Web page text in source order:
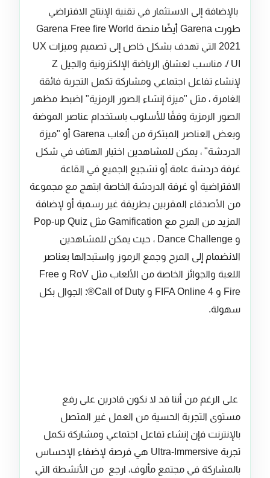
بالإضافة إلى الاستثمار في تقنية الإنتاج الافتراضي
طورت Garena أيضًا منصة Garena Free fire World
2021 التي تهدف بشكل خاص إلى تصميم وميزات UX
/ UI، مناسب لعشاق الرياضة الإلكترونية والجيل Z
لإنشاء تفاعل اجتماعي ومشاركة تكمل التجربة فائقة
الغامرة ، مثل "ميزة إنشاء الصور الرمزية" اضبط مظهر
الصور الرمزية وفقًا للأسلوب باستخدام عناصر الموضة
وبعض العناصر المبتكرة من ألعاب Garena أو "ميزة
الدردشة" ، يمكن للمشاهدين اختيار الهتاف في شكل
غرفة دردشة عامة أو تشجيع الجميع في القاعة
الافتراضية أو غرفة الدردشة الخاصة ابتهج مع مجموعة
من الأصدقاء المقربين بطريقة غير رسمية أو لإضافة
المزيد من المرح مع Gamification مثل Pop-up Quiz
و Dance Challenge ، حيث يمكن للمشاهدين
الانضمام إلى المرح وجمع الرموز واستبدالها بعناصر
اللعبة والجوائز الخاصة من الألعاب مثل RoV و Free
Fire و FIFA Online 4 و Call of Duty®: الجوال بكل
سهولة.
على الرغم من أننا قد لا نكون قادرين على رفع
مستوى التجربة الحسية من العمل غير المتصل
بالإنترنت فإن إنشاء تفاعل اجتماعي ومشاركة تكمل
تجربة Ultra-Immersive هي فرصة لإضفاء الإحساس
بالمشاركة في مجتمع مألوف، ارجع من الأنشطة التي